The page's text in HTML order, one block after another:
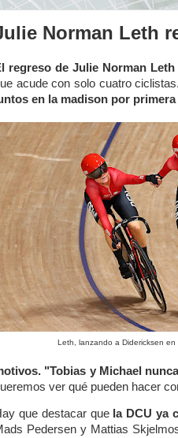
Norman Leth
regreso de Julie Norman
acude con solo cuatro
en la madison por primera
Leth, lanzando a Didericksen en
"Tobias y Michael
ver qué pueden hacer
que destacar que la DCU ya
Pedersen y Mattias